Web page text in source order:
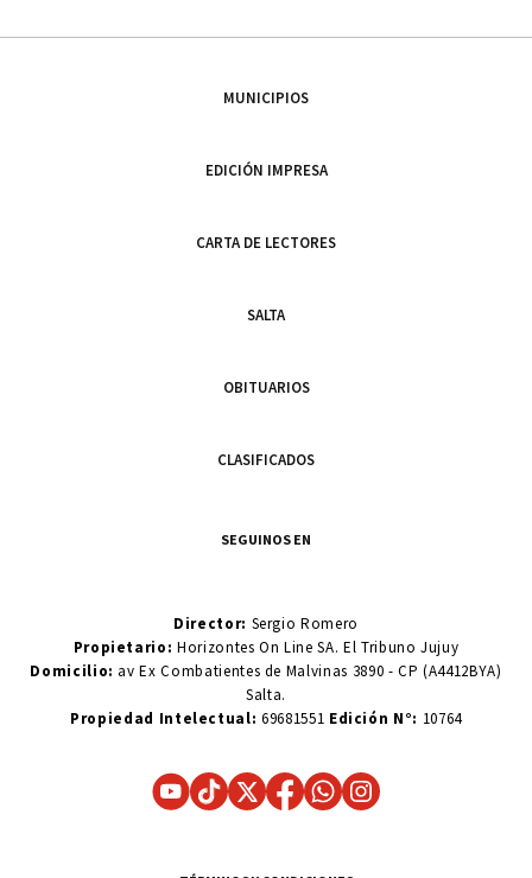
MUNICIPIOS
EDICIÓN IMPRESA
CARTA DE LECTORES
SALTA
OBITUARIOS
CLASIFICADOS
SEGUINOS EN
Director: Sergio Romero
Propietario:Horizontes On Line SA. El Tribuno Jujuy
Domicilio: av Ex Combatientes de Malvinas 3890 - CP (A4412BYA)
Salta.
Propiedad Intelectual: 69681551 Edición N°: 10764